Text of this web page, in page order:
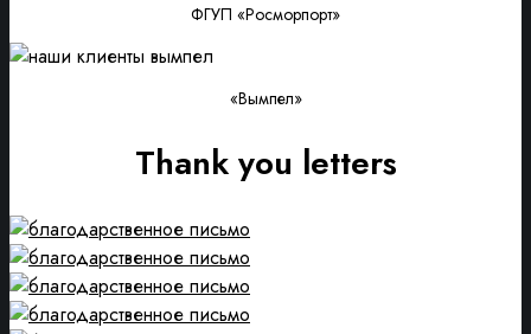
ФГУП «Росморпорт»
«Вымпел»
Thank you letters